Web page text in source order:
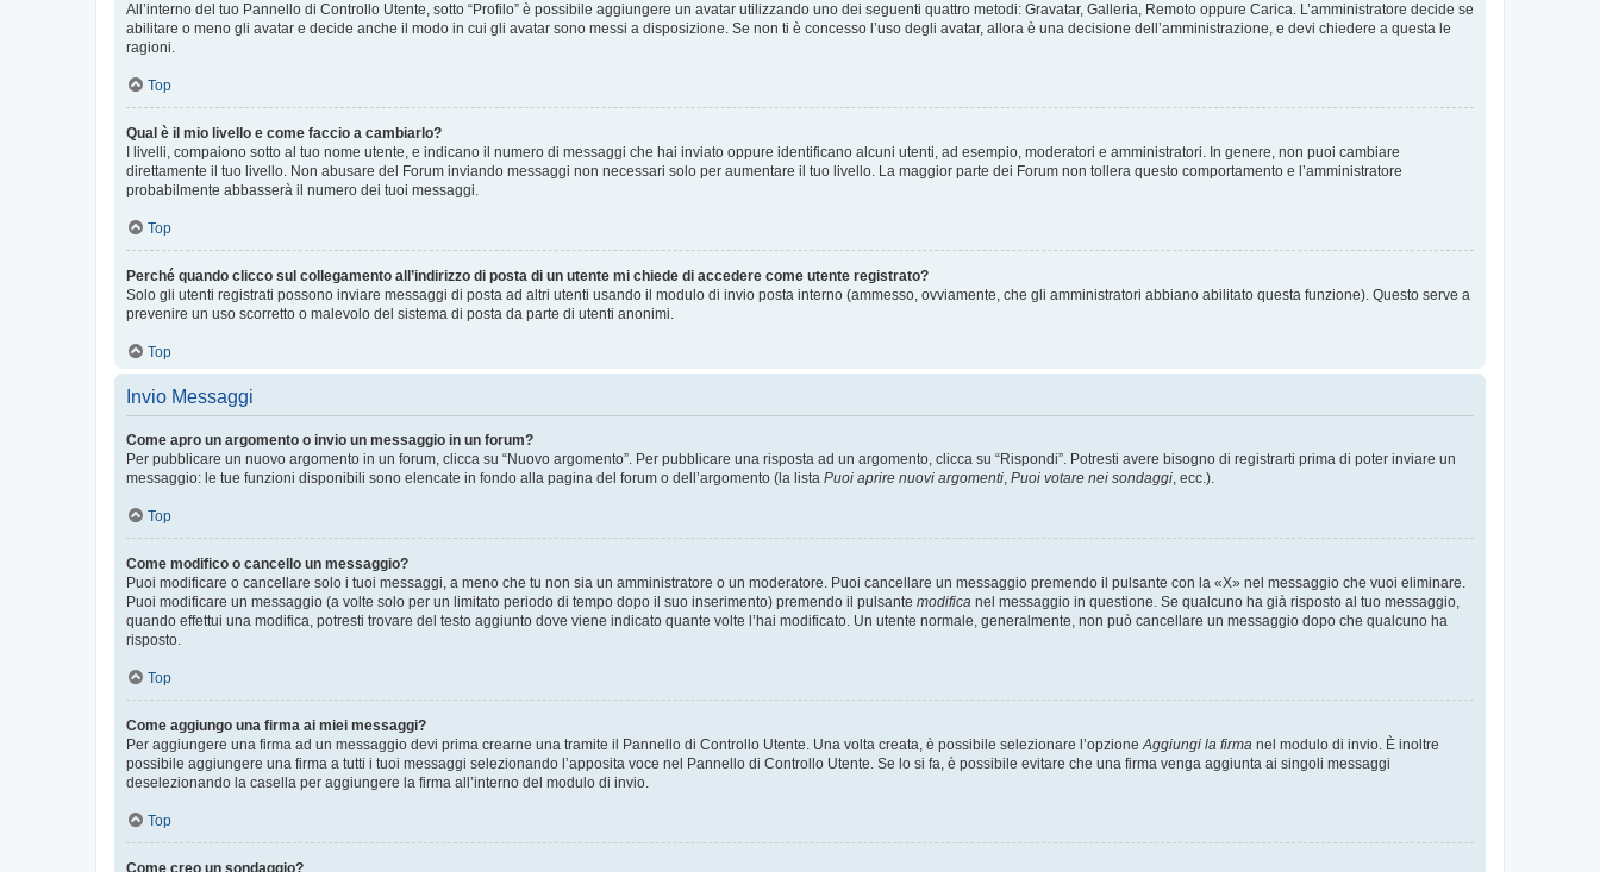
All’interno del tuo Pannello di Controllo Utente, sotto “Profilo” è possibile aggiungere un avatar utilizzando uno dei seguenti quattro metodi: Gravatar, Galleria, Remoto oppure Carica. L’amministratore decide se
abilitare o meno gli avatar e decide anche il modo in cui gli avatar sono messi a disposizione. Se non ti è concesso l’uso degli avatar, allora è una decisione dell’amministrazione, e devi chiedere a questa le
ragioni.
Top
Qual è il mio livello e come faccio a cambiarlo?
I livelli, compaiono sotto al tuo nome utente, e indicano il numero di messaggi che hai inviato oppure identificano alcuni utenti, ad esempio, moderatori e amministratori. In genere, non puoi cambiare
direttamente il tuo livello. Non abusare del Forum inviando messaggi non necessari solo per aumentare il tuo livello. La maggior parte dei Forum non tollera questo comportamento e l’amministratore
probabilmente abbasserà il numero dei tuoi messaggi.
Top
Perché quando clicco sul collegamento all’indirizzo di posta di un utente mi chiede di accedere come utente registrato?
Solo gli utenti registrati possono inviare messaggi di posta ad altri utenti usando il modulo di invio posta interno (ammesso, ovviamente, che gli amministratori abbiano abilitato questa funzione). Questo serve a
prevenire un uso scorretto o malevolo del sistema di posta da parte di utenti anonimi.
Top
Invio Messaggi
Come apro un argomento o invio un messaggio in un forum?
Per pubblicare un nuovo argomento in un forum, clicca su “Nuovo argomento”. Per pubblicare una risposta ad un argomento, clicca su “Rispondi”. Potresti avere bisogno di registrarti prima di poter inviare un
messaggio: le tue funzioni disponibili sono elencate in fondo alla pagina del forum o dell’argomento (la lista Puoi aprire nuovi argomenti, Puoi votare nei sondaggi, ecc.).
Top
Come modifico o cancello un messaggio?
Puoi modificare o cancellare solo i tuoi messaggi, a meno che tu non sia un amministratore o un moderatore. Puoi cancellare un messaggio premendo il pulsante con la «X» nel messaggio che vuoi eliminare.
Puoi modificare un messaggio (a volte solo per un limitato periodo di tempo dopo il suo inserimento) premendo il pulsante modifica nel messaggio in questione. Se qualcuno ha già risposto al tuo messaggio,
quando effettui una modifica, potresti trovare del testo aggiunto dove viene indicato quante volte l’hai modificato. Un utente normale, generalmente, non può cancellare un messaggio dopo che qualcuno ha
risposto.
Top
Come aggiungo una firma ai miei messaggi?
Per aggiungere una firma ad un messaggio devi prima crearne una tramite il Pannello di Controllo Utente. Una volta creata, è possibile selezionare l’opzioneAggiungi la firma nel modulo di invio. È inoltre
possibile aggiungere una firma a tutti i tuoi messaggi selezionando l’apposita voce nel Pannello di Controllo Utente. Se lo si fa, è possibile evitare che una firma venga aggiunta ai singoli messaggi
deselezionando la casella per aggiungere la firma all’interno del modulo di invio.
Top
Come creo un sondaggio?